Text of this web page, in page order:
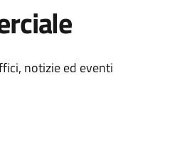
notizie ed eventi